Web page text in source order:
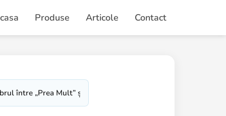
Produse Articole Contact
între „Prea Mult” și „Prea Puțin”